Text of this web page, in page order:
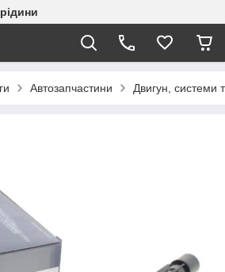
Автозапчастини Двигун, системи